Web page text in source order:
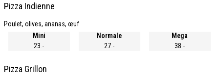
Pizza Indienne
Poulet, olives, ananas, œuf
Mini
23.-
Normale
27.-
Mega
38.-
Pizza Grillon